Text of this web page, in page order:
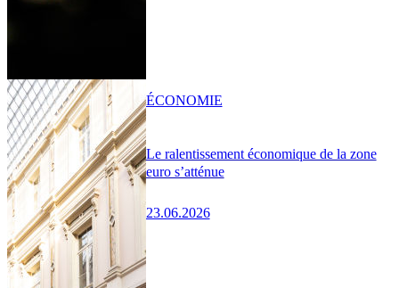
Le ralentissement économique de la zone
euro s’atténue
23.06.2026
ÉCONOMIE